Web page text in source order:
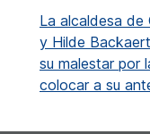
La alcaldesa de
y Hilde
su malestar por
colocar a su